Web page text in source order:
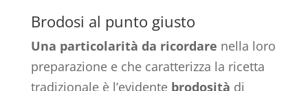
Brodosi al punto giusto
Una particolarità da ricordare nella loro
preparazione e che caratterizza la ricetta
tradizionale è l’evidente brodosità di